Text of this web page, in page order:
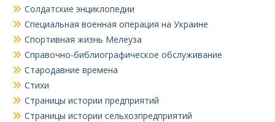
Солдатские энциклопедии
Специальная военная операция на Украине
Спортивная жизнь Мелеуза
Справочно-библиографическое обслуживание
Стародавние времена
Стихи
Страницы истории предприятий
Страницы истории сельхозпредприятий